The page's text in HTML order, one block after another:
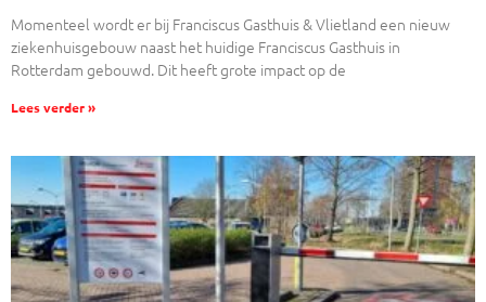
Momenteel wordt er bij Franciscus Gasthuis & Vlietland een nieuw
ziekenhuisgebouw naast het huidige Franciscus Gasthuis in
Rotterdam gebouwd. Dit heeft grote impact op de
Lees verder »